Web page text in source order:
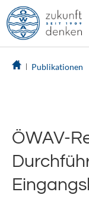
Publikationen
ÖWAV-